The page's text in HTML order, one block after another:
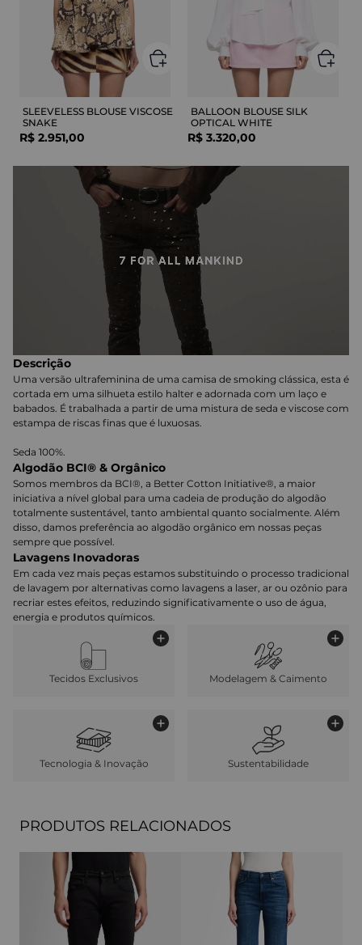
SLEEVELESS BLOUSE VISCOSE
SNAKE
R$ 2.951,00
BALLOON BLOUSE SILK
OPTICAL WHITE
R$ 3.320,00
Descrição
Uma versão ultrafeminina de uma camisa de smoking clássica, esta é
cortada em uma silhueta estilo halter e adornada com um laço e
babados. É trabalhada a partir de uma mistura de seda e viscose com
estampa de riscas finas que é luxuosas.
Seda 100%.
Algodão BCI® & Orgânico
Somos membros da BCI®, a Better Cotton Initiative®, a maior
iniciativa a nível global para uma cadeia de produção do algodão
totalmente sustentável, tanto ambiental quanto socialmente. Além
disso, damos preferência ao algodão orgânico em nossas peças
sempre que possível.
Lavagens Inovadoras
Em cada vez mais peças estamos substituindo o processo tradicional
de lavagem por alternativas como lavagens a laser, ar ou ozônio para
recriar estes efeitos, reduzindo significativamente o uso de água,
energia e produtos químicos.
Tecidos Exclusivos Modelagem & Caimento
Tecnologia & Inovação Sustentabilidade
PRODUTOS RELACIONADOS